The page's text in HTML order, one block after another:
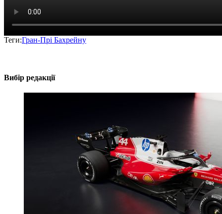
Теги:Гран-Прі Бахрейну
Вибір редакції